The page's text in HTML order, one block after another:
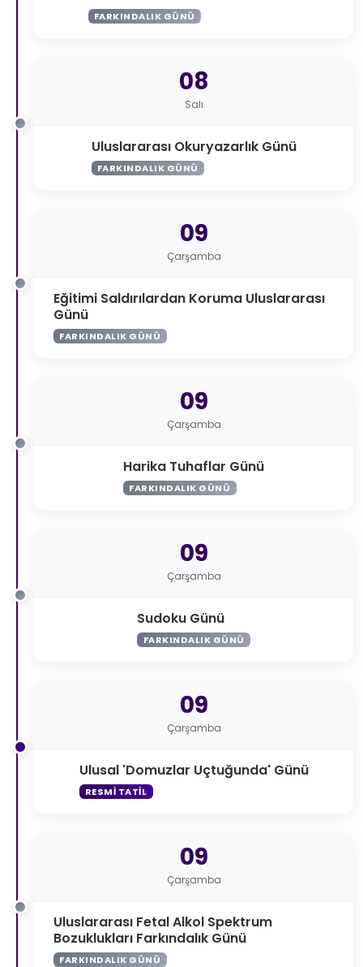
FARKINDALIK GÜNÜ
08
Salı
Uluslararası Okuryazarlık Günü
FARKINDALIK GÜNÜ
09
Çarşamba
Eğitimi Saldırılardan Koruma Uluslararası
Günü
FARKINDALIK GÜNÜ
09
Çarşamba
Harika Tuhaflar Günü
FARKINDALIK GÜNÜ
09
Çarşamba
Sudoku Günü
FARKINDALIK GÜNÜ
09
Çarşamba
Ulusal 'Domuzlar Uçtuğunda' Günü
RESMI TATIL
09
Çarşamba
Uluslararası Fetal Alkol Spektrum
Bozuklukları Farkındalık Günü
FARKINDALIK GÜNÜ